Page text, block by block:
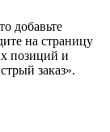
добавьте
на страницу
позиций и
заказ».